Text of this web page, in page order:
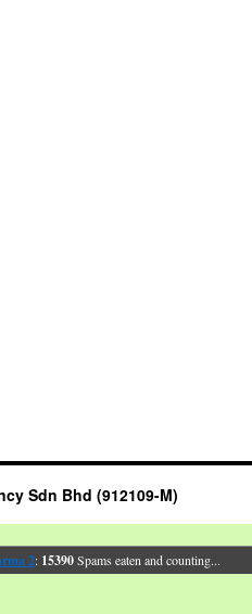
Sdn Bhd (912109-M)
2: 15390Spams eaten and counting...